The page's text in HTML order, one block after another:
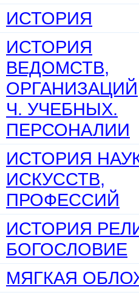
ИСТОРИЯ
ИСТОРИЯ
ВЕДОМСТВ,
Ч. УЧЕБНЫХ.
ПЕРСОНАЛИИ
ИСТОРИЯ
ИСКУССТВ,
ПРОФЕССИЙ
ИСТОРИЯ
БОГОСЛОВИЕ
МЯГКАЯ